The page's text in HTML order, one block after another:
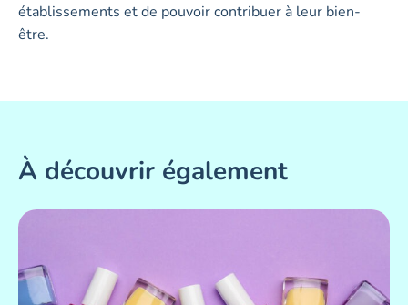
établissements et de pouvoir contribuer à leur bien-
être.
À découvrir également